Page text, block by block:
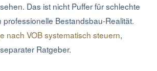
Das ist nicht Puffer für schlechte
professionelle Bestandsbau-Realität.
nach VOB systematisch steuern,
Ratgeber.